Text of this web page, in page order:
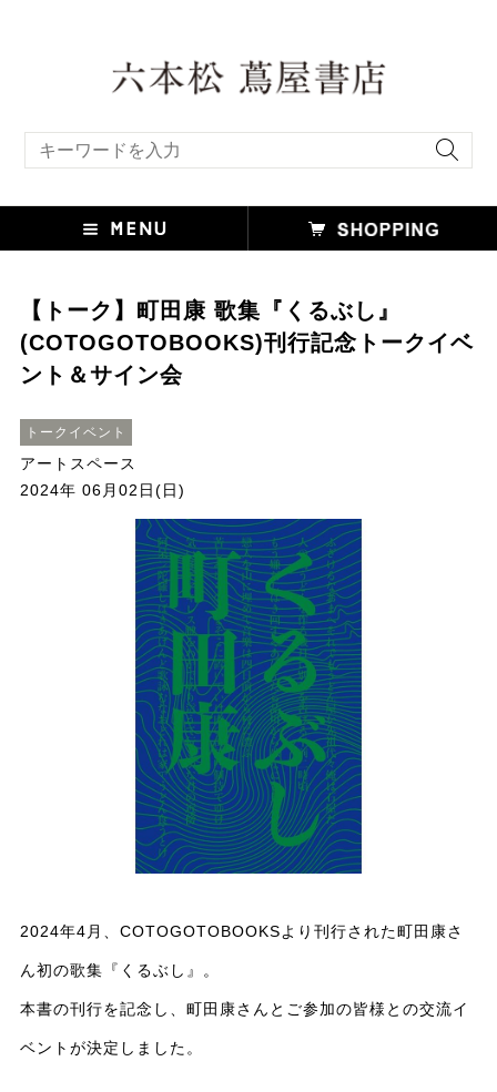
【トーク】町田康 歌集『くるぶし』
(COTOGOTOBOOKS)刊行記念トークイベ
ント＆サイン会
トークイベント
アートスペース
2024年 06月02日(日)
2024年4月、COTOGOTOBOOKSより刊行された町田康さ
ん初の歌集『くるぶし』。
本書の刊行を記念し、町田康さんとご参加の皆様との交流イ
ベントが決定しました。